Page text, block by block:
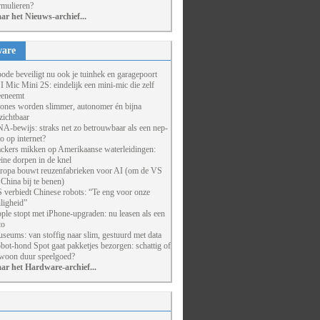
het Nieuws-archief...
beveiligt nu ook je tuinhek en garagepoort
Mic Mini 2S: eindelijk een mini-mic die zelf
worden slimmer, autonomer én bijna
bewijs: straks net zo betrouwbaar als een nep-
op internet?
mikken op Amerikaanse waterleidingen:
dorpen in de knel
bouwt reuzenfabrieken voor AI (om de VS
bij te benen)
verbiedt Chinese robots: “Te eng voor onze
stopt met iPhone-upgraden: nu leasen als een
van stoffig naar slim, gestuurd met data
hond Spot gaat pakketjes bezorgen: schattig of
duur speelgoed?
het Hardware-archief...